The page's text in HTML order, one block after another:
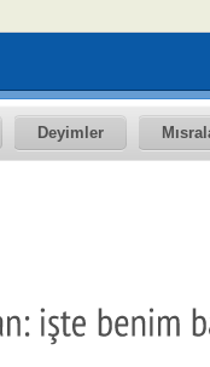
Deyimler